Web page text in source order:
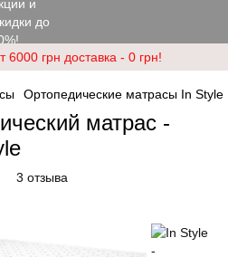
6000 грн доставка - 0 грн!
Ортопедические матрасы In Style
матраc -
3 отзыва